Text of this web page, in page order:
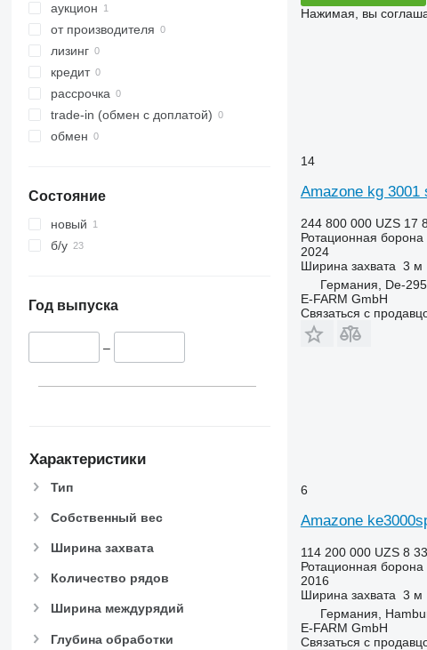
аукцион
от производителя
лизинг
кредит
рассрочка
trade-in (обмен с доплатой)
обмен
Состояние
новый
б/у
Год выпуска
–
Характеристики
Тип
Собственный вес
Ширина захвата
Количество рядов
Ширина междурядий
Глубина обработки
Нажимая, вы
14
Amazone kg 3001
244 800 000 UZS 17
Ротационная борона
2024
Ширина захвата 3 м
Германия, De-
E-FARM GmbH
Связаться с
6
Amazone
114 200 000 UZS 8
Ротационная борона
2016
Ширина захвата 3 м
Германия,
E-FARM GmbH
Связаться с